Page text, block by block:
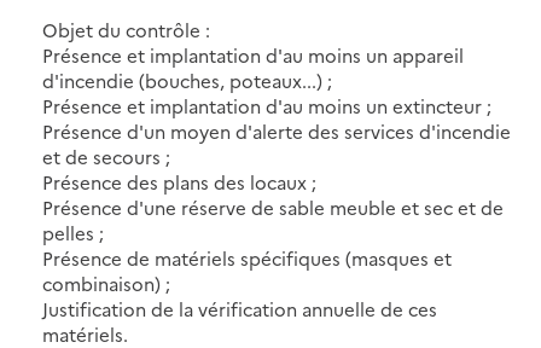
Objet du contrôle :
Présence et implantation d'au moins un appareil
d'incendie (bouches, poteaux...) ;
Présence et implantation d'au moins un extincteur ;
Présence d'un moyen d'alerte des services d'incendie
et de secours ;
Présence des plans des locaux ;
Présence d'une réserve de sable meuble et sec et de
pelles ;
Présence de matériels spécifiques (masques et
combinaison) ;
Justification de la vérification annuelle de ces
matériels.